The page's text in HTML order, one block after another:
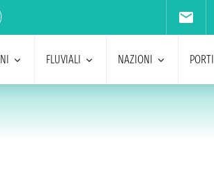
FLUVIALI NAZIONI PORTI